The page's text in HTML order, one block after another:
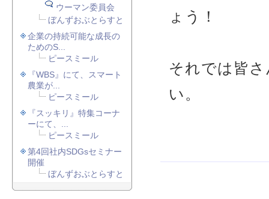
ょう！
それでは皆
い。
ウーマン委員会
ぼんずおぶとらすと
企業の持続可能な成長の
ためのS...
ピースミール
『WBS』にて、スマート
農業が...
ピースミール
『スッキリ』特集コーナ
ーにて、...
ピースミール
第4回社内SDGsセミナー
開催
ぼんずおぶとらすと